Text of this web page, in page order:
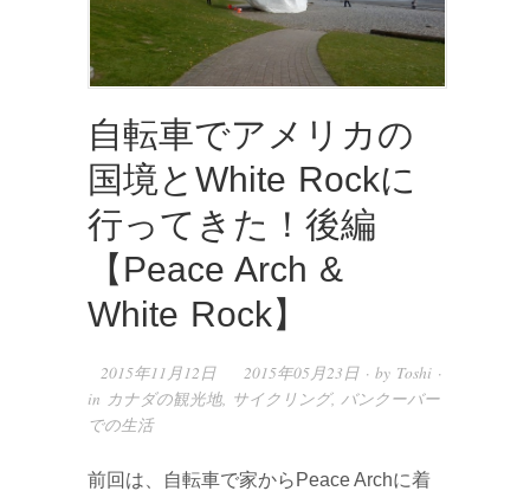
自転車でアメリカの
国境とWhite Rockに
行ってきた！後編
【Peace Arch &
White Rock】
2015年11月12日 2015年05月23日 · by Toshi ·
in カナダの観光地, サイクリング, バンクーバー
での生活
前回は、自転車で家からPeace Archに着